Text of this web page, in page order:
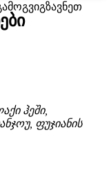
ჰეში,
ფუჯიანის